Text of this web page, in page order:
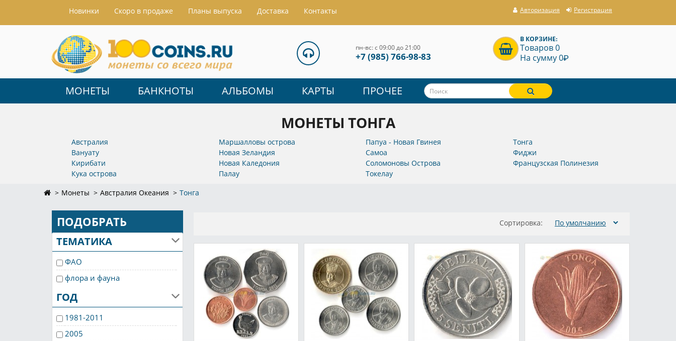
Hовинки Скоро в продаже Планы выпуска Доставка Контакты Авторизация Регистрация
пн-вс: с 09:00 до 21:00
+7 (985) 766-98-83
В КОРЗИНЕ:
Товаров 0
На сумму 0P
МОНЕТЫ БАНКНОТЫ АЛЬБОМЫ КАРТЫ ПРОЧЕЕ
МОНЕТЫ ТОНГА
Австралия
Вануату
Кирибати
Кука острова
Маршалловы острова
Новая Зеландия
Новая Каледония
Палау
Папуа - Новая Гвинея
Самоа
Соломоновы Острова
Токелау
Тонга
Фиджи
Французская Полинезия
Монеты Австралия Океания Тонга
ПОДОБРАТЬ
ТЕМАТИКА
ФАО
флора и фауна
ГОД
1981-2011
2005
Сортировка: